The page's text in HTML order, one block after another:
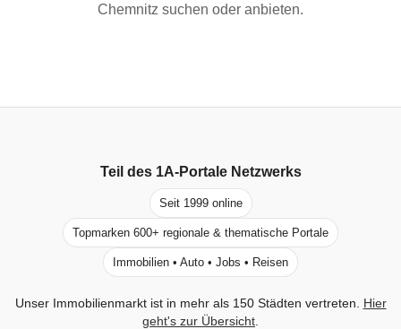
Chemnitz suchen oder anbieten.
Teil des 1A-PortaleNetzwerks
Seit 1999 online
Topmarken 600+ regionale & thematische Portale
Immobilien • Auto • Jobs • Reisen
Unser Immobilienmarkt ist in mehr als 150 Städten vertreten.
Hier
geht's zur Übersicht